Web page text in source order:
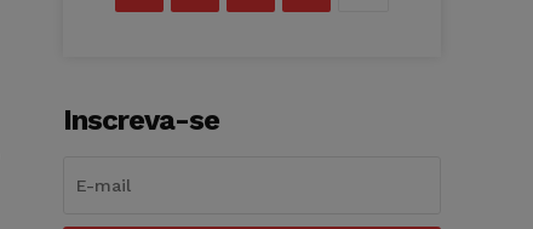
Inscreva-se